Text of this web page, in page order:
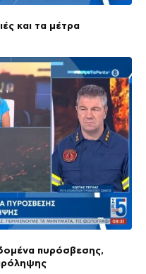
και τα μέτρα
πυρόσβεσης,